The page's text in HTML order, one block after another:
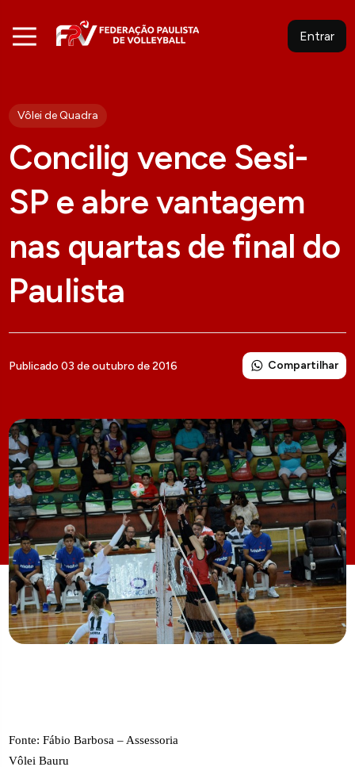
Entrar
Vôlei de Quadra
Concilig vence Sesi-
SP e abre vantagem
nas quartas de final do
Paulista
Publicado 03 de outubro de 2016 Compartilhar
Fonte: Fábio Barbosa – Assessoria
Vôlei Bauru